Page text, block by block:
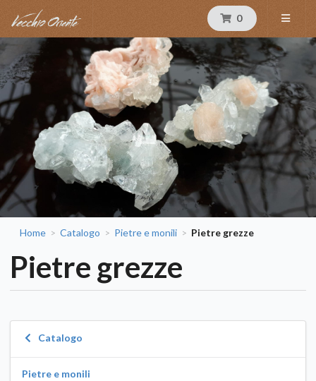
0
Home > Catalogo > Pietre e monili > Pietre grezze
Pietre grezze
Catalogo
Pietre e monili